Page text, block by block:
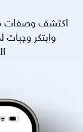
اكتشف وصفات
وابتكر وجبات